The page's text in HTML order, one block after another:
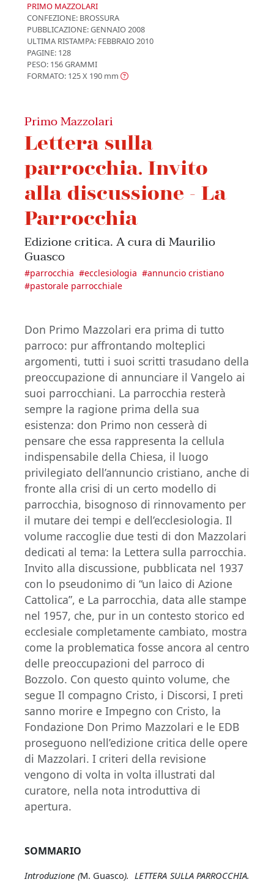
PRIMO MAZZOLARI
CONFEZIONE: BROSSURA
PUBBLICAZIONE:GENNAIO 2008
ULTIMA RISTAMPA: FEBBRAIO 2010
PAGINE: 128
PESO: 156 GRAMMI
FORMATO: 125 X 190 mm
Primo Mazzolari
Lettera sulla
parrocchia. Invito
alla discussione - La
Parrocchia
Edizione critica. A cura di Maurilio
Guasco
#parrocchia #ecclesiologia #annuncio cristiano
#pastorale parrocchiale
Don Primo Mazzolari era prima di tutto
parroco: pur affrontando molteplici
argomenti, tutti i suoi scritti trasudano della
preoccupazione di annunciare il Vangelo ai
suoi parrocchiani. La parrocchia resterà
sempre la ragione prima della sua
esistenza: don Primo non cesserà di
pensare che essa rappresenta la cellula
indispensabile della Chiesa, il luogo
privilegiato dell’annuncio cristiano, anche di
fronte alla crisi di un certo modello di
parrocchia, bisognoso di rinnovamento per
il mutare dei tempi e dell’ecclesiologia. Il
volume raccoglie due testi di don Mazzolari
dedicati al tema: la Lettera sulla parrocchia.
Invito alla discussione, pubblicata nel 1937
con lo pseudonimo di “un laico di Azione
Cattolica”, e La parrocchia, data alle stampe
nel 1957, che, pur in un contesto storico ed
ecclesiale completamente cambiato, mostra
come la problematica fosse ancora al centro
delle preoccupazioni del parroco di
Bozzolo. Con questo quinto volume, che
segue Il compagno Cristo, i Discorsi, I preti
sanno morire e Impegno con Cristo, la
Fondazione Don Primo Mazzolari e le EDB
proseguono nell’edizione critica delle opere
di Mazzolari. I criteri della revisione
vengono di volta in volta illustrati dal
curatore, nella nota introduttiva di
apertura.
SOMMARIO
Introduzione (M. Guasco). LETTERA SULLA PARROCCHIA.